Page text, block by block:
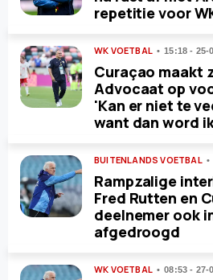
repetitie voor
WK VOETBAL 15:18 - 25-
Curaçao maakt
Advocaat op
'Kan er niet te
want dan word
BUITENLANDS VOETBAL
Rampzalige
Fred Rutten en
deelnemer ook
afgedroogd
WK VOETBAL 08:53 - 27-